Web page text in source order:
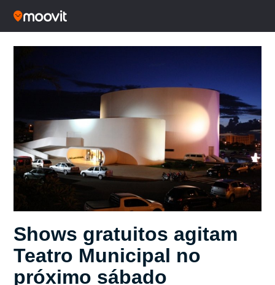
Shows gratuitos agitam
Teatro Municipal no
próximo sábado